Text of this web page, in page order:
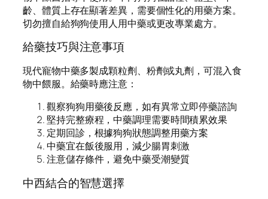
齡、體質上存在顯著差異，需要個性化的用藥方案。
切勿擅自給狗狗使用人用中藥或更改專業處方。
給藥技巧與注意事項
現代寵物中藥多製成顆粒劑、粉劑或丸劑，可混入食
物中餵服。給藥時應注意：
觀察狗狗用藥後反應，如有異常立即停藥諮詢
堅持完整療程，中藥調理需要時間積累效果
定期回診，根據狗狗狀態調整用藥方案
中藥宜在飯後服用，減少腸胃刺激
注意儲存條件，避免中藥受潮變質
中西結合的智慧選擇